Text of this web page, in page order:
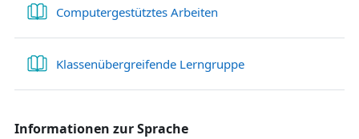
Computergestütztes Arbeiten
Klassenübergreifende LerngruppeBuch
Informationen zurSprache